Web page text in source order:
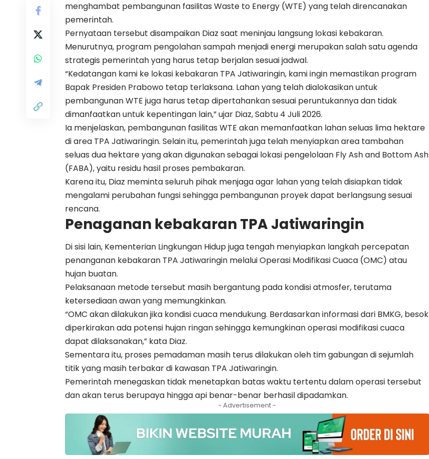
menghambat pembangunan fasilitas Waste to Energy (WTE) yang telah direncanakan
pemerintah.
Pernyataan tersebut disampaikan Diaz saat meninjau langsung lokasi kebakaran.
Menurutnya, program pengolahan sampah menjadi energi merupakan salah satu agenda
strategis pemerintah yang harus tetap berjalan sesuai jadwal.
“Kedatangan kami ke lokasi kebakaran TPA Jatiwaringin, kami ingin memastikan program
Bapak Presiden Prabowo tetap terlaksana. Lahan yang telah dialokasikan untuk
pembangunan WTE juga harus tetap dipertahankan sesuai peruntukannya dan tidak
dimanfaatkan untuk kepentingan lain,” ujar Diaz, Sabtu 4 Juli 2026.
Ia menjelaskan, pembangunan fasilitas WTE akan memanfaatkan lahan seluas lima hektare
di area TPA Jatiwaringin. Selain itu, pemerintah juga telah menyiapkan area tambahan
seluas dua hektare yang akan digunakan sebagai lokasi pengelolaan Fly Ash and Bottom Ash
(FABA), yaitu residu hasil proses pembakaran.
Karena itu, Diaz meminta seluruh pihak menjaga agar lahan yang telah disiapkan tidak
mengalami perubahan fungsi sehingga pembangunan proyek dapat berlangsung sesuai
rencana.
Penaganan kebakaran TPA Jatiwaringin
Di sisi lain, Kementerian Lingkungan Hidup juga tengah menyiapkan langkah percepatan
penanganan kebakaran TPA Jatiwaringin melalui Operasi Modifikasi Cuaca (OMC) atau
hujan buatan.
Pelaksanaan metode tersebut masih bergantung pada kondisi atmosfer, terutama
ketersediaan awan yang memungkinkan.
“OMC akan dilakukan jika kondisi cuaca mendukung. Berdasarkan informasi dari BMKG, besok
diperkirakan ada potensi hujan ringan sehingga kemungkinan operasi modifikasi cuaca
dapat dilaksanakan,” kata Diaz.
Sementara itu, proses pemadaman masih terus dilakukan oleh tim gabungan di sejumlah
titik yang masih terbakar di kawasan TPA Jatiwaringin.
Pemerintah menegaskan tidak menetapkan batas waktu tertentu dalam operasi tersebut
dan akan terus berupaya hingga api benar-benar berhasil dipadamkan.
- Advertisement -